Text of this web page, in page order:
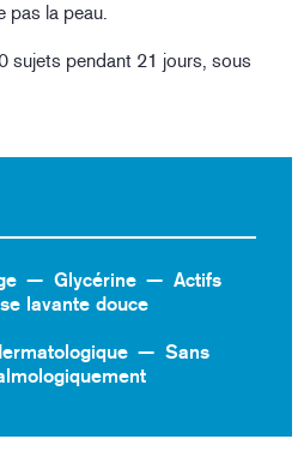
pas la peau.
sujets pendant 21 jours, sous
Glycérine
Actifs
lavante douce
Sans